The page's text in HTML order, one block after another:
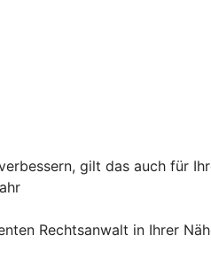
gilt das auch für
Rechtsanwalt in Ihrer